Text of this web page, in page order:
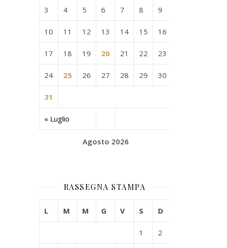
Agosto 2026
« Luglio
3 4 5 6 7 8 9
10 11 12 13 14 15 16
17 18 19 20 21 22 23
24 25 26 27 28 29 30
31
RASSEGNA STAMPA
L M M G V S D
1 2